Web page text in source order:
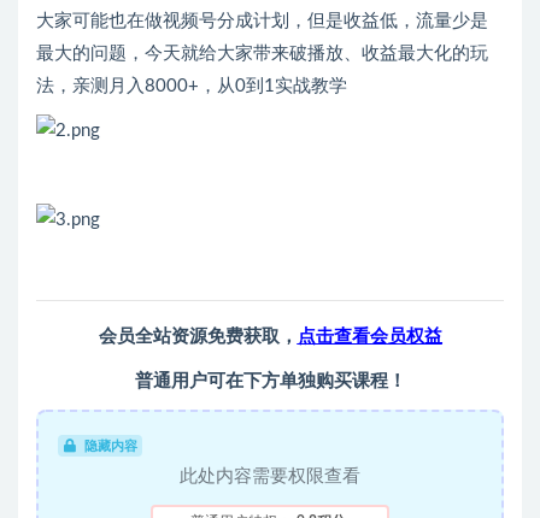
大家可能也在做视频号分成计划，但是收益低，流量少是
最大的问题，今天就给大家带来破播放、收益最大化的玩
法，亲测月入8000+，从0到1实战教学
会员全站资源免费获取， 点击查看会员权益
普通用户可在下方单独购买课程！
隐藏内容
此处内容需要权限查看